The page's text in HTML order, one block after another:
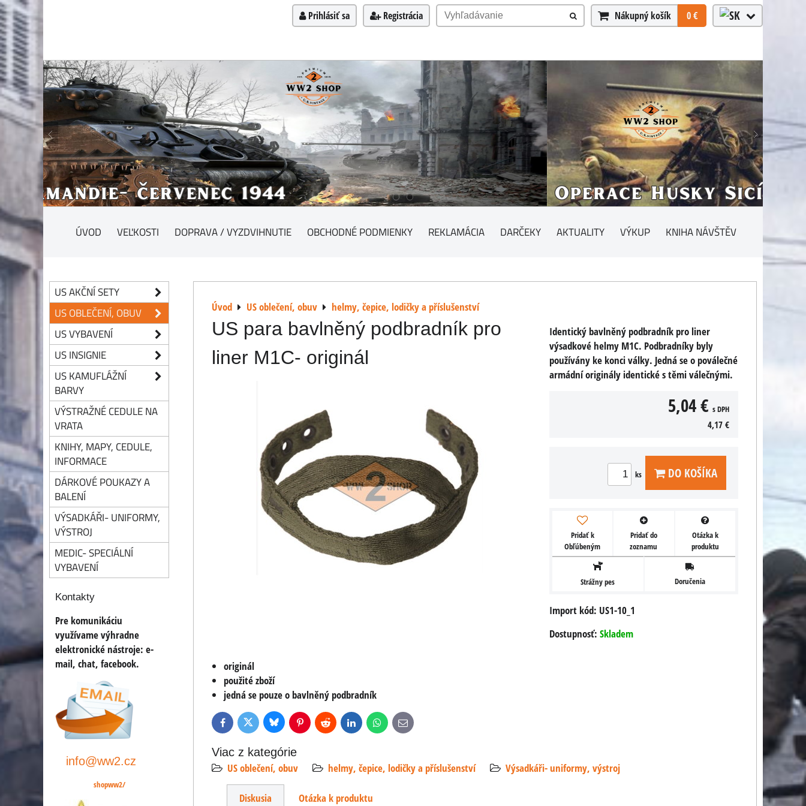
Prihlásiť sa Registrácia Nákupný košík 0 €
ÚVOD VEĽKOSTI DOPRAVA / VYZDVIHNUTIE OBCHODNÉ PODMIENKY REKLAMÁCIA DARČEKY AKTUALITY VÝKUP KNIHA NÁVŠTĚV
Úvod US oblečení, obuv helmy, čepice, lodičky a příslušenství
US para bavlněný podbradník pro
liner M1C- originál
Identický bavlněný podbradník pro liner
výsadkové helmy M1C. Podbradníky byly
používány ke konci války. Jedná se o poválečné
armádní originály identické s těmi válečnými.
5,04 € s DPH
4,17 €
ks DO KOŠÍKA
Pridať k
Obľúbeným
Pridať do
zoznamu
Otázka k
produktu
Strážny pes Doručenia
Import kód: US1-10_1
Dostupnosť: Skladem
originál
použité zboží
jedná se pouze o bavlněný podbradník
FacebookTwitter BlueskyPinterestReddit LinkedInWhatsApp
E-
mail
Viac z kategórie
US oblečení, obuv
helmy, čepice, lodičky a příslušenství Výsadkáři- uniformy, výstroj
Diskusia Otázka k produktu
US AKČNÍ SETY
US OBLEČENÍ, OBUV
US VYBAVENÍ
US INSIGNIE
US KAMUFLÁŽNÍ
BARVY
VÝSTRAŽNÉ CEDULE NA
VRATA
KNIHY, MAPY, CEDULE,
INFORMACE
DÁRKOVÉ POUKAZY A
BALENÍ
VÝSADKÁŘI- UNIFORMY,
VÝSTROJ
MEDIC- SPECIÁLNÍ
VYBAVENÍ
Kontakty
Pre komunikáciu
využívame výhradne
elektronické nástroje: e-
mail, chat, facebook.
info@ww2.cz
shopww2/